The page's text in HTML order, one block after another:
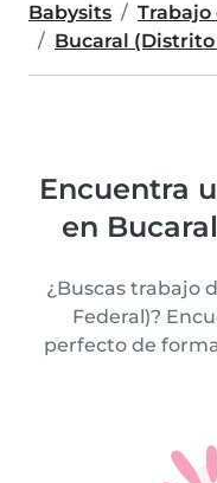
Babysits
Trabajo
Bucaral (Distrito
Encuentra
en
¿Buscas trabajo
Federal)?
perfecto de